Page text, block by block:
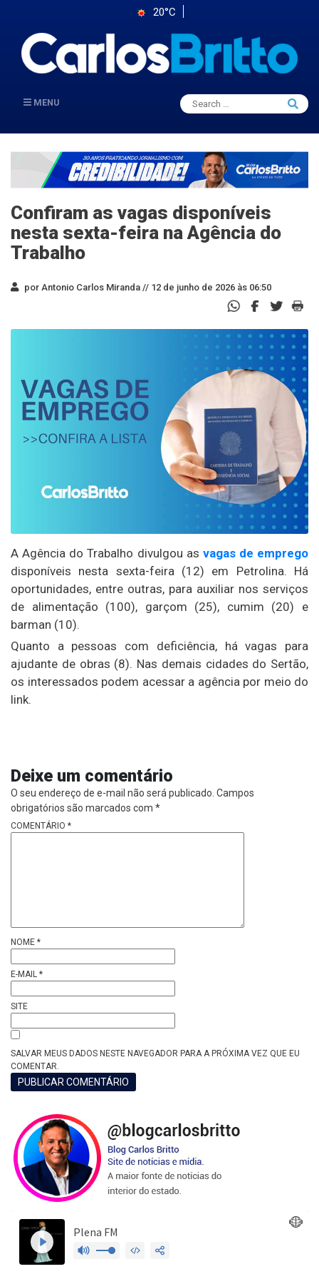
20°C
MENU
Search
for:
Search
Confiram as vagas disponíveis
nesta sexta-feira na Agência do
Trabalho
por Antonio Carlos Miranda // 12 de junho de 2026 às 06:50
A Agência do Trabalho divulgou as vagas de emprego
disponíveis nesta sexta-feira (12) em Petrolina. Há
oportunidades, entre outras, para auxiliar nos serviços
de alimentação (100), garçom (25), cumim (20) e
barman (10).
Quanto a pessoas com deficiência, há vagas para
ajudante de obras (8). Nas demais cidades do Sertão,
os interessados podem acessar a agência por meio do
link.
Deixe um comentário
O seu endereço de e-mail não será publicado. Campos
obrigatórios são marcados com *
COMENTÁRIO *
NOME *
E-MAIL *
SITE
SALVAR MEUS DADOS NESTE NAVEGADOR PARA A PRÓXIMA VEZ QUE EU
COMENTAR.